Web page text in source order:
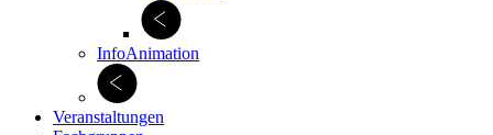
InfoAnimation
Veranstaltungen